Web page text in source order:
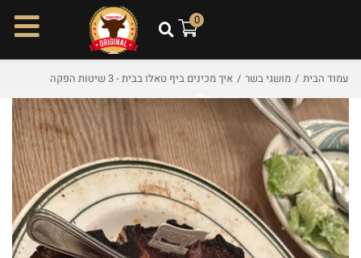
ו
0
עמוד הבית / מושגי בשר / איך מכינים ביף טאלו בבית - 3 שיטות הפקה